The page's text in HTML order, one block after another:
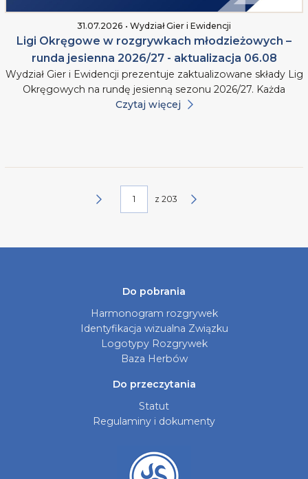
31.07.2026 • Wydział Gier i Ewidencji
Ligi Okręgowe w rozgrywkach młodzieżowych –
runda jesienna 2026/27 - aktualizacja 06.08
Wydział Gier i Ewidencji prezentuje zaktualizowane składy Lig
Okręgowych na rundę jesienną sezonu 2026/27. Każda
Czytaj więcej
z 203
Do pobrania
Harmonogram rozgrywek
Identyfikacja wizualna Związku
Logotypy Rozgrywek
Baza Herbów
Do przeczytania
Statut
Regulaminy i dokumenty